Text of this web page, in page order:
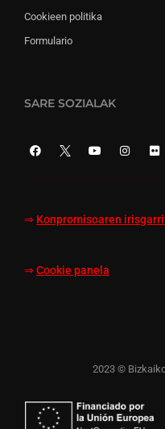
Cookieen politika
Formulario
SARE SOZIALAK
⇒ Konpromisoaren
⇒ Cookie panela
2023 ©